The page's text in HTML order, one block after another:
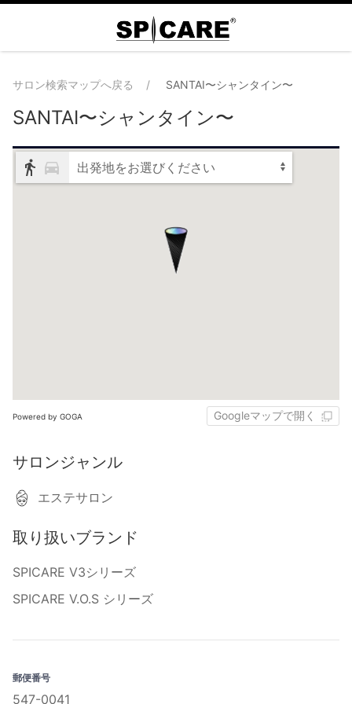
サロン検索マップへ戻る SANTAI〜シャンタイン〜
SANTAI〜シャンタイン〜
出発地をお選びください
Powered by GOGA Googleマップで開く
サロンジャンル
エステサロン
取り扱いブランド
SPICARE V3シリーズ
SPICARE V.O.S シリーズ
郵便番号
547-0041